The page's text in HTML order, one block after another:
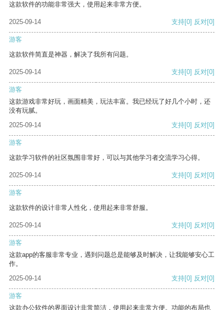
这款软件的功能非常强大，使用起来非常方便。
2025-09-14 支持[0] 反对[0]
游客
这款软件简直是神器，解决了我所有问题。
2025-09-14 支持[0] 反对[0]
游客
这款游戏非常好玩，画面精美，玩法丰富。我已经玩了好几个小时，还
没有玩腻。
2025-09-14
支持[0] 反对[0]
游客
这款学习软件的社区氛围非常好，可以与其他学习者交流学习心得。
2025-09-14 支持[0] 反对[0]
游客
这款软件的设计非常人性化，使用起来非常舒服。
2025-09-14 支持[0] 反对[0]
游客
这款app的客服非常专业，遇到问题总是能够及时解决，让我能够安心工
作。
2025-09-14
支持[0] 反对[0]
游客
这款办公软件的界面设计非常简洁，使用起来非常方便。功能的布局也